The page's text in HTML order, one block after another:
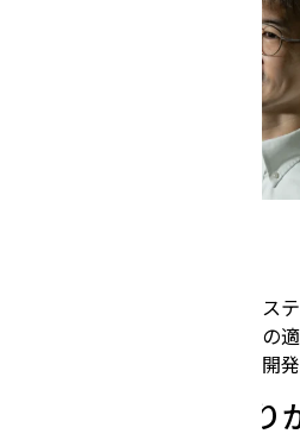
データ収集・自動運転シス
システムの新しい車種への
エッジ推論を行う機構の開発
仕事の醍醐味・やり